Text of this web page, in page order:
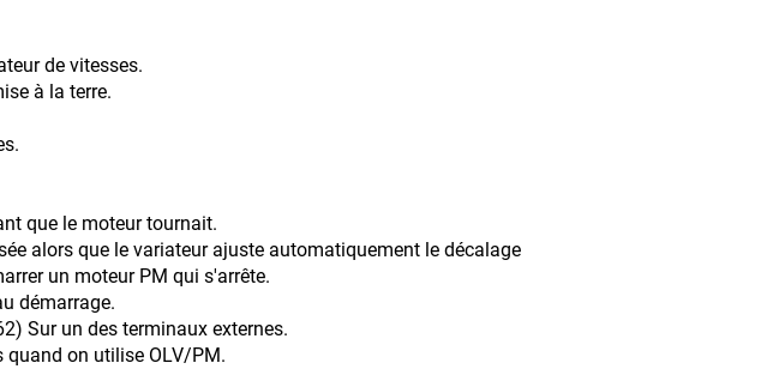
de vitesses.
à la terre.
que le moteur tournait.
alors que le variateur ajuste automatiquement le décalage
un moteur PM qui s'arrête.
Sur un des terminaux externes.
on utilise OLV/PM.